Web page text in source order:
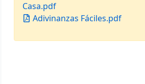
Casa.pdf
Adivinanzas Fáciles.pdf